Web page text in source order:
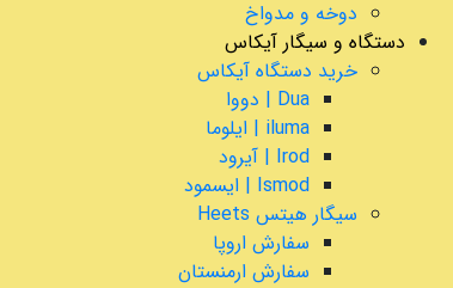
دوخه و مدواخ
دستگاه و سیگار آیکاس
خرید دستگاه آیکاس
Dua | دووا
iluma | ایلوما
Irod | آیرود
Ismod | ایسمود
سیگار هیتس Heets
سفارش اروپا
سفارش ارمنستان